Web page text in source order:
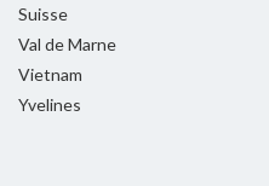
Suisse
Val de Marne
Vietnam
Yvelines